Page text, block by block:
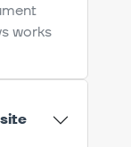
works